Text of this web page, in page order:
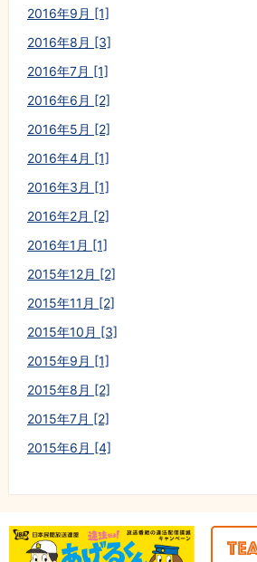
2016年9月 [1]
2016年8月 [3]
2016年7月 [1]
2016年6月 [2]
2016年5月 [2]
2016年4月 [1]
2016年3月 [1]
2016年2月 [2]
2016年1月 [1]
2015年12月 [2]
2015年11月 [2]
2015年10月 [3]
2015年9月 [1]
2015年8月 [2]
2015年7月 [2]
2015年6月 [4]